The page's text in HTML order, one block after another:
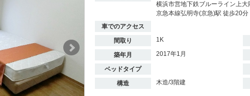
横浜市営地下鉄ブルーライン上大
京急本線弘明寺(京急)駅 徒歩20分
車でのアクセス
間取り
1K
築年月 2017年1月
ベッドタイプ
構造
木造/3階建